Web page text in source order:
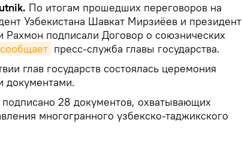
По итогам прошедших переговоров на
Узбекистана Шавкат Мирзиёев и президент
Рахмон подписали Договор о союзнических
сообщает пресс-служба главы государства.
глав государств состоялась церемония
документами.
28 документов, охватывающих
многогранного узбекско-таджикского